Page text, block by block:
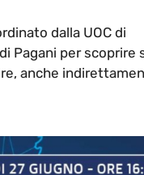
dalla UOC di
Pagani per scoprire
anche